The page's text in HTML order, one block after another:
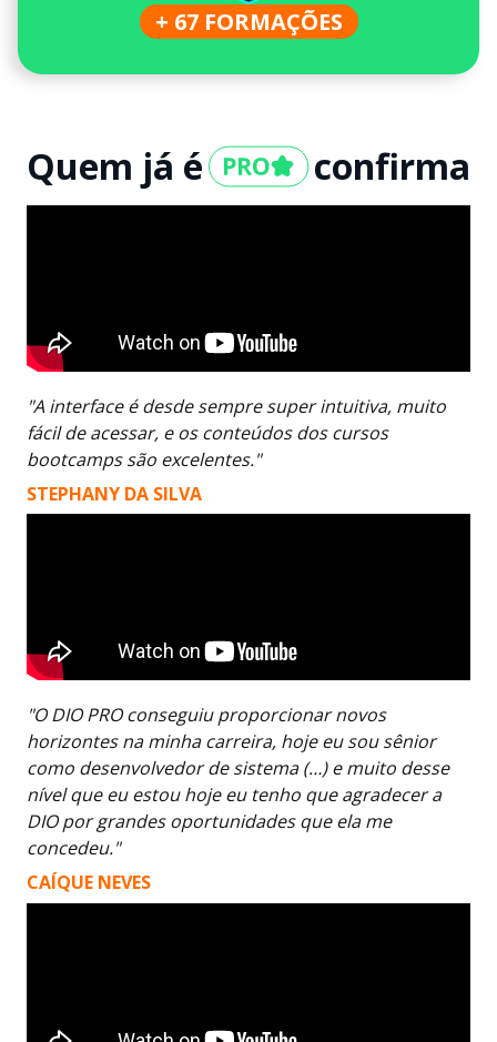
+ 67 FORMAÇÕES
Quem já é confirma
"A interface é desde sempre super intuitiva, muito
fácil de acessar, e os conteúdos dos cursos
bootcamps são excelentes."
STEPHANY DA SILVA
"O DIO PRO conseguiu proporcionar novos
horizontes na minha carreira, hoje eu sou sênior
como desenvolvedor de sistema (…) e muito desse
nível que eu estou hoje eu tenho que agradecer a
DIO por grandes oportunidades que ela me
concedeu."
CAÍQUE NEVES